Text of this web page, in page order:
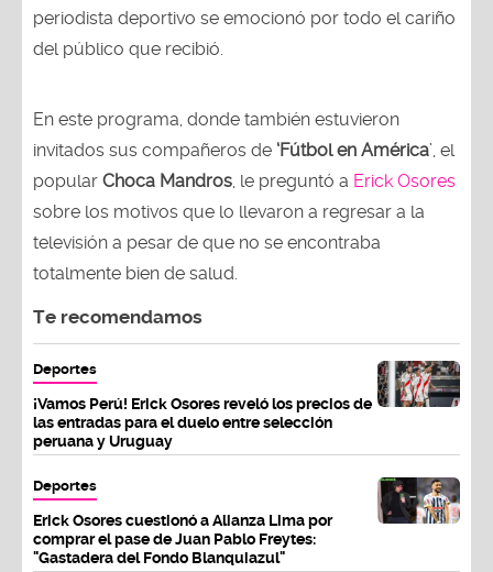
periodista deportivo se emocionó por todo el cariño
del público que recibió.
En este programa, donde también estuvieron
invitados sus compañeros de ‘Fútbol en América’, el
popular Choca Mandros, le preguntó a Erick Osores
sobre los motivos que lo llevaron a regresar a la
televisión a pesar de que no se encontraba
totalmente bien de salud.
Te recomendamos
Deportes
¡Vamos Perú! Erick Osores reveló los precios de
las entradas para el duelo entre selección
peruana y Uruguay
Deportes
Erick Osores cuestionó a Alianza Lima por
comprar el pase de Juan Pablo Freytes:
"Gastadera del Fondo Blanquiazul"